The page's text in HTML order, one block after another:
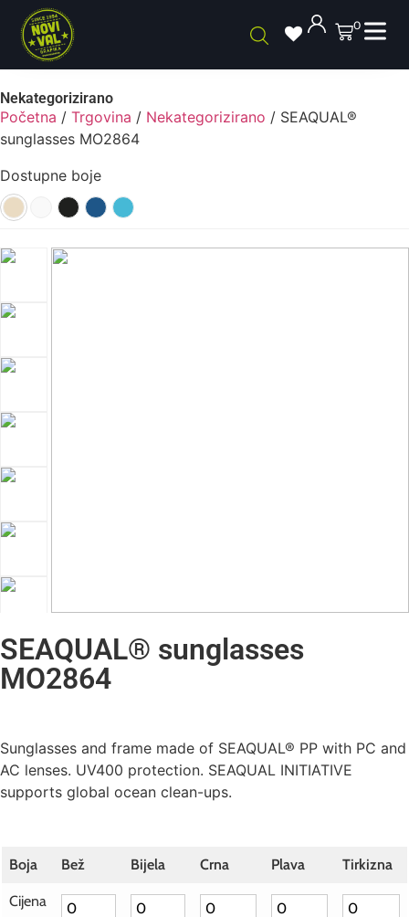
0
Nekategorizirano
Početna / Trgovina / Nekategorizirano / SEAQUAL®
sunglasses MO2864
Dostupne boje
SEAQUAL® sunglasses
MO2864
Sunglasses and frame made of SEAQUAL® PP with PC and
AC lenses. UV400 protection. SEAQUAL INITIATIVE
supports global ocean clean-ups.
Boja Bež Bijela Crna Plava Tirkizna
Cijena